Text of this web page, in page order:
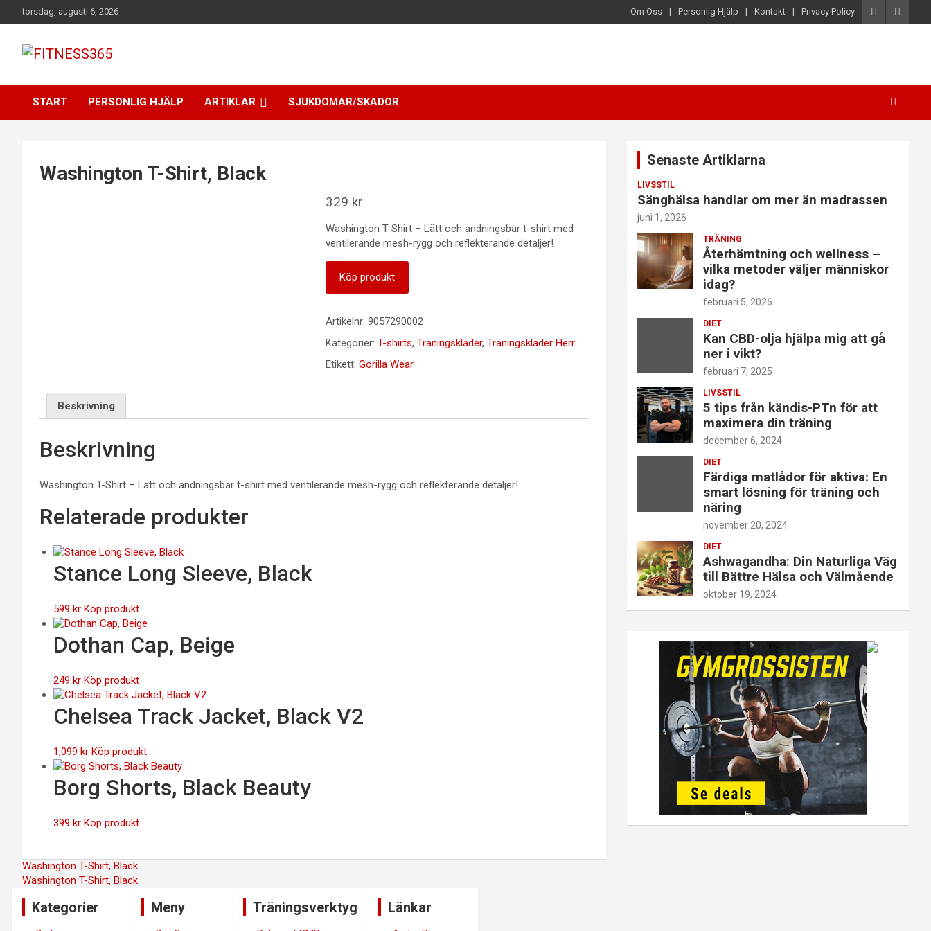
Hoppa
till
torsdag, augusti 6, 2026 Om Oss Personlig Hjälp Kontakt Privacy Policy
FITNESS365
START PERSONLIG HJÄLP ARTIKLAR SJUKDOMAR/SKADOR
Washington T-Shirt, Black
329 kr
Washington T-Shirt – Lätt och andningsbar t-shirt med
ventilerande mesh-rygg och reflekterande detaljer!
Köp produkt
Artikelnr: 9057290002
Kategorier: T-shirts, Träningskläder, Träningskläder Herr
Etikett: Gorilla Wear
Beskrivning
Beskrivning
Washington T-Shirt – Lätt och andningsbar t-shirt med ventilerande mesh-rygg och reflekterande detaljer!
Relaterade produkter
Stance Long Sleeve, Black
599 kr Köp produkt
Dothan Cap, Beige
249 kr Köp produkt
Chelsea Track Jacket, Black V2
1,099 kr Köp produkt
Borg Shorts, Black Beauty
399 kr Köp produkt
Inläggsnavigering
Washington T-Shirt, Black
Washington T-Shirt, Black
Senaste Artiklarna
LIVSSTIL
Sänghälsa handlar om mer än madrassen
juni 1, 2026
TRÄNING
Återhämtning och wellness –
vilka metoder väljer människor
idag?
februari 5, 2026
DIET
Kan CBD-olja hjälpa mig att gå
ner i vikt?
februari 7, 2025
LIVSSTIL
5 tips från kändis-PTn för att
maximera din träning
december 6, 2024
DIET
Färdiga matlådor för aktiva: En
smart lösning för träning och
näring
november 20, 2024
DIET
Ashwagandha: Din Naturliga Väg
till Bättre Hälsa och Välmående
oktober 19, 2024
Kategorier Meny Träningsverktyg Länkar